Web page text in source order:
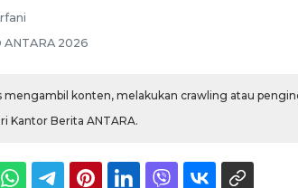
ANTARA 2026
mengambil konten, melakukan crawling atau
Kantor Berita ANTARA.